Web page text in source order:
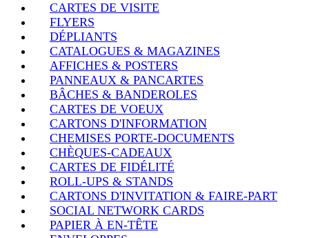
CARTES DE VISITE
FLYERS
DÉPLIANTS
CATALOGUES & MAGAZINES
AFFICHES & POSTERS
PANNEAUX & PANCARTES
BÂCHES & BANDEROLES
CARTES DE VOEUX
CARTONS D'INFORMATION
CHEMISES PORTE-DOCUMENTS
CHÈQUES-CADEAUX
CARTES DE FIDÉLITÉ
ROLL-UPS & STANDS
CARTONS D'INVITATION & FAIRE-PART
SOCIAL NETWORK CARDS
PAPIER À EN-TÊTE